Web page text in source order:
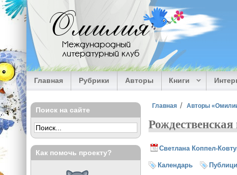
Перейти к основному содержанию
Омилия
Международный
литературный клуб
Главная Рубрики Авторы Книги
Вы здесь
Главная Авторы
Светлана Коппел-
Календарь
Поиск на сайте
Как помочь проекту?